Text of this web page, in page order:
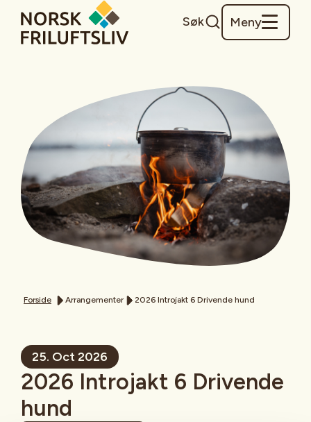
Søk Meny
Forside Arrangementer 2026 Introjakt 6 Drivende hund
25. Oct 2026
2026 Introjakt 6 Drivende
hund